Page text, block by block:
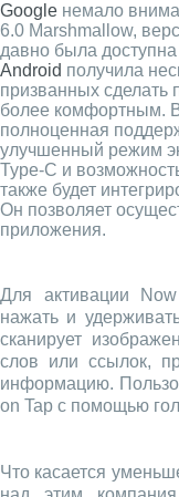
Google немало
6.0 Marshmallow,
давно была
Android получила
призванных сделать
более комфортным.
полноценная
улучшенный режим
Type-C и
также будет
Он позволяет
приложения.
Для активации
нажать и
сканирует
слов или ссылок,
информацию.
on Tap с помощью
Что касается